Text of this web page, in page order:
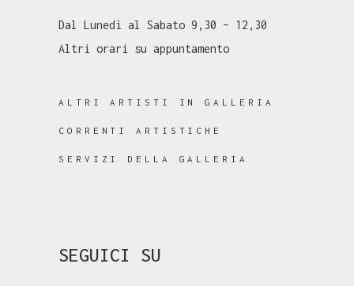
Dal Lunedì al Sabato 9,30 – 12,30
Altri orari su appuntamento
ALTRI ARTISTI IN GALLERIA
CORRENTI ARTISTICHE
SERVIZI DELLA GALLERIA
SEGUICI SU